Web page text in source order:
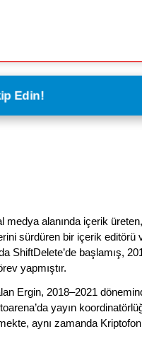
Edin!
medya alanında içerik
sürdüren bir içerik editörü
ShiftDelete’de başlamış,
yapmıştır.
Ergin, 2018–2021
yayın
aynı zamanda